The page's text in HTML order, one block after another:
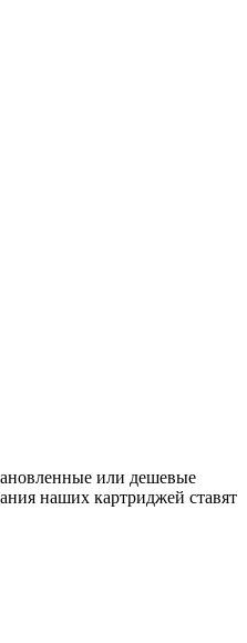
или дешевые
наших картриджей ставят